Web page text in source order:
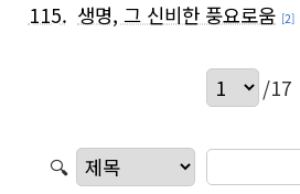
115. 생명, 그 신비한 풍요로움 [2]
/17
🔍